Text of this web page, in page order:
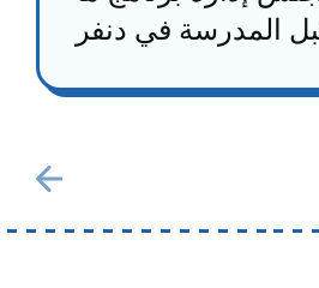
المدرسة في دنفر